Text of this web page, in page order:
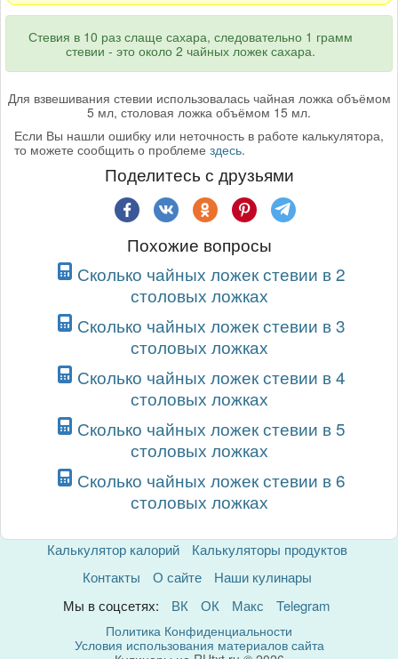
Стевия в 10 раз слаще сахара, следовательно 1 грамм
стевии - это около 2 чайных ложек сахара.
Для взвешивания стевии использовалась чайная ложка объёмом
5 мл, столовая ложка объёмом 15 мл.
Если Вы нашли ошибку или неточность в работе калькулятора,
то можете сообщить о проблеме здесь.
Поделитесь с друзьями
Похожие вопросы
Сколько чайных ложек стевии в 2
столовых ложках
Сколько чайных ложек стевии в 3
столовых ложках
Сколько чайных ложек стевии в 4
столовых ложках
Сколько чайных ложек стевии в 5
столовых ложках
Сколько чайных ложек стевии в 6
столовых ложках
Калькулятор калорий
Калькуляторы продуктов
Контакты
О сайте
Наши кулинары
Мы в соцсетях:
ВК ОК Макс Telegram
Политика Конфиденциальности
Условия использования материалов сайта